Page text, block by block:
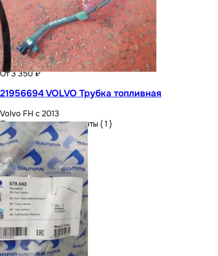
От 3 350 ₽
21956694 VOLVO Трубка топливная
Volvo FH с 2013
Посмотреть все варианты ( 1 )